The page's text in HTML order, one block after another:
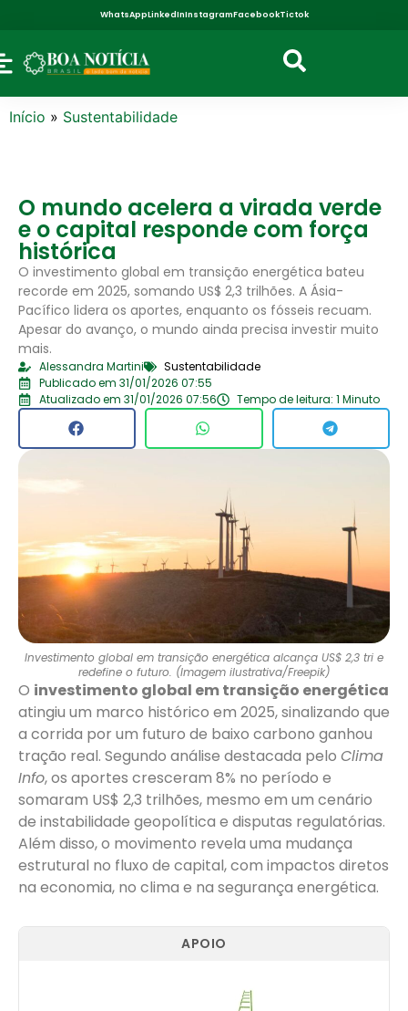
WhatsAppLinkedInInstagramFacebookTictok
Início » Sustentabilidade
O mundo acelera a virada verde
e o capital responde com força
histórica
O investimento global em transição energética bateu
recorde em 2025, somando US$ 2,3 trilhões. A Ásia-
Pacífico lidera os aportes, enquanto os fósseis recuam.
Apesar do avanço, o mundo ainda precisa investir muito
mais.
Alessandra Martini
Sustentabilidade
Publicado em 31/01/2026 07:55
Atualizado em 31/01/2026 07:56
Tempo de leitura: 1 Minuto
Investimento global em transição energética alcança US$ 2,3 tri e
redefine o futuro. (Imagem ilustrativa/Freepik)
O investimento global em transição energética
atingiu um marco histórico em 2025, sinalizando que
a corrida por um futuro de baixo carbono ganhou
tração real. Segundo análise destacada pelo Clima
Info, os aportes cresceram 8% no período e
somaram US$ 2,3 trilhões, mesmo em um cenário
de instabilidade geopolítica e disputas regulatórias.
Além disso, o movimento revela uma mudança
estrutural no fluxo de capital, com impactos diretos
na economia, no clima e na segurança energética.
APOIO